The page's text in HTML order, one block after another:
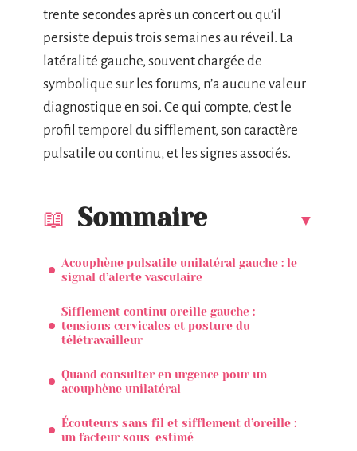
trente secondes après un concert ou qu’il
persiste depuis trois semaines au réveil. La
latéralité gauche, souvent chargée de
symbolique sur les forums, n’a aucune valeur
diagnostique en soi. Ce qui compte, c’est le
profil temporel du sifflement, son caractère
pulsatile ou continu, et les signes associés.
Sommaire
Acouphène pulsatile unilatéral gauche : le
signal d’alerte vasculaire
Sifflement continu oreille gauche :
tensions cervicales et posture du
télétravailleur
Quand consulter en urgence pour un
acouphène unilatéral
Écouteurs sans fil et sifflement d’oreille :
un facteur sous-estimé